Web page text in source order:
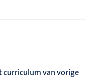
curriculum van vorige